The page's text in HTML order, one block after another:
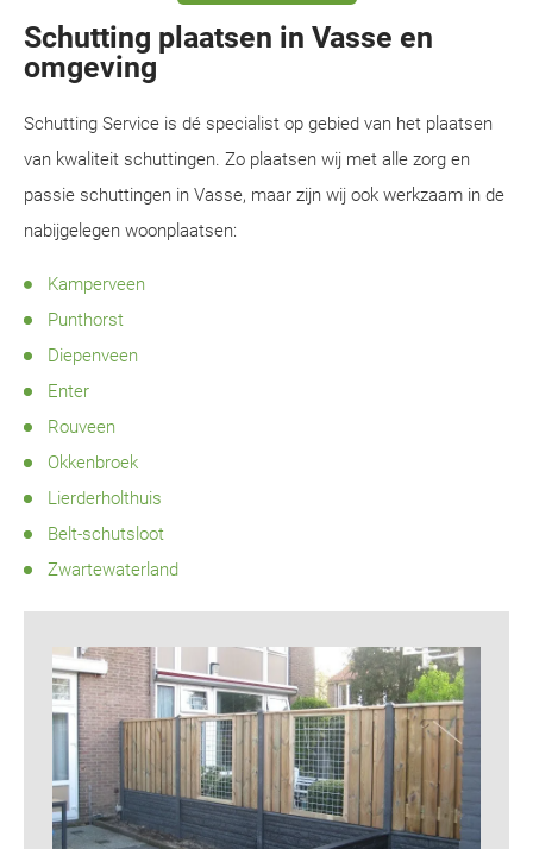
Schutting plaatsen in Vasse en
omgeving
Schutting Service is dé specialist op gebied van het plaatsen
van kwaliteit schuttingen. Zo plaatsen wij met alle zorg en
passie schuttingen in Vasse, maar zijn wij ook werkzaam in de
nabijgelegen woonplaatsen:
Kamperveen
Punthorst
Diepenveen
Enter
Rouveen
Okkenbroek
Lierderholthuis
Belt-schutsloot
Zwartewaterland